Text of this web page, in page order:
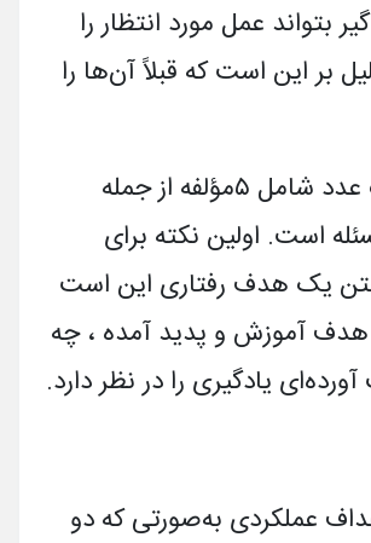
بتواند عمل مورد انتظار را
بر این است که قبلاً آن‌ها را
شامل ۵مؤلفه­ از جمله
است. اولین نکته برای
یک هدف رفتاری این است
هدف آموزش و پدید آمده ، چه
یادگیری را در نظر دارد.
عملکردی به‌صورتی که دو